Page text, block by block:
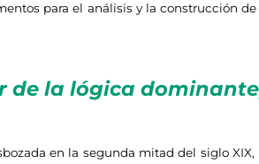
para el análisis y la construcción de
de la lógica
en la segunda mitad del siglo